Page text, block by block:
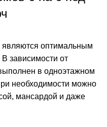
оптимальным
зависимости от
в одноэтажном
необходимости можно
мансардой и даже